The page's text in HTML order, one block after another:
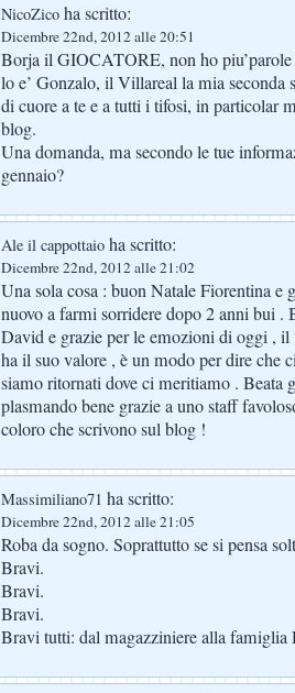
NicoZico ha scritto:
Dicembre 22nd, 2012 alle 20:51
Borja il GIOCATORE, non ho piu’parole
lo e’ Gonzalo, il Villareal la mia seconda
di cuore a te e a tutti i tifosi, in particolar
blog.
Una domanda, ma secondo le tue
gennaio?
Ale il cappottaio ha scritto:
Dicembre 22nd, 2012 alle 21:02
Una sola cosa : buon Natale Fiorentina e
nuovo a farmi sorridere dopo 2 anni bui .
David e grazie per le emozioni di oggi , il
ha il suo valore , è un modo per dire che
siamo ritornati dove ci meritiamo . Beata
plasmando bene grazie a uno staff
coloro che scrivono sul blog !
Massimiliano71 ha scritto:
Dicembre 22nd, 2012 alle 21:05
Roba da sogno. Soprattutto se si pensa
Bravi.
Bravi.
Bravi.
Bravi tutti: dal magazziniere alla famiglia